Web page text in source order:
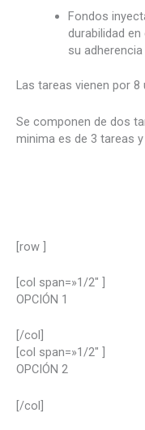
Fondos
durabilidad
su
Las tareas vienen por 8
Se componen de dos
minima es de 3 tareas
[row ]
[col span=»1/2″ ]
OPCIÓN 1
[/col]
[col span=»1/2″ ]
OPCIÓN 2
[/col]